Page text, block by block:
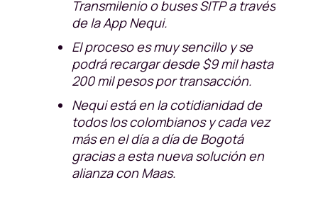
Transmilenio o buses SITP a través
de la App Nequi.
El proceso es muy sencillo y se
podrá recargar desde $9 mil hasta
200 mil pesos por transacción.
Nequi está en la cotidianidad de
todos los colombianos y cada vez
más en el día a día de Bogotá
gracias a esta nueva solución en
alianza con Maas.